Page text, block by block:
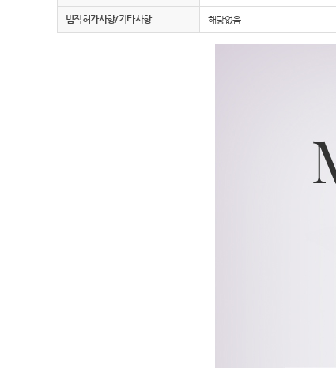
법적허가사항/기타사항 해당없음